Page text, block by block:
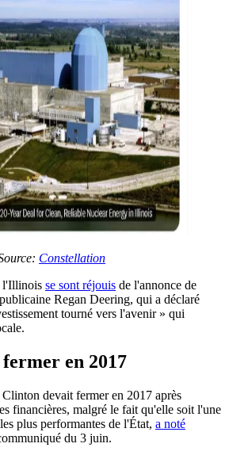
Constellation
l'Illinois se sont réjouis de l'annonce de
Regan Deering, qui a déclaré
tourné vers l'avenir » qui
en 2017
Clinton devait fermer en 2017 après
financières, malgré le fait qu'elle soit l'une
plus performantes de l'État, a noté
du 3 juin.